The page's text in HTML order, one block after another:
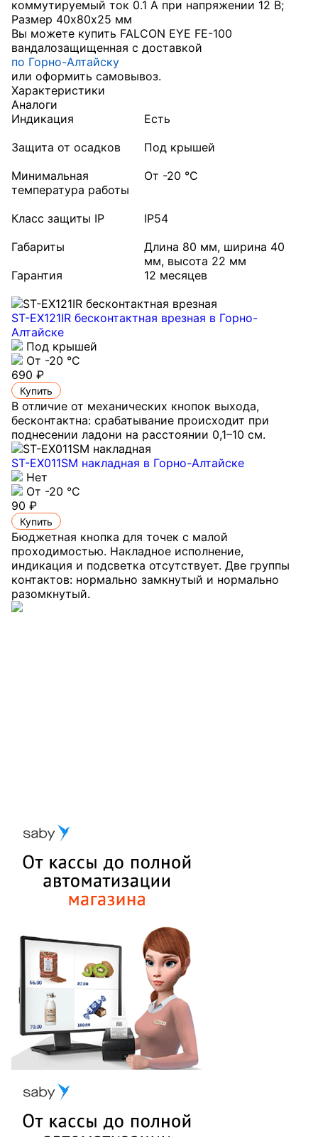
коммутируемый ток 0.1 А при напряжении 12 В;
Размер 40х80х25 мм
Вы можете купить FALCON EYE FE-100
вандалозащищенная с доставкой
по Горно-Алтайску
или оформить самовывоз.
Характеристики
Аналоги
Индикация
Есть
Защита от осадков
Под крышей
Минимальная
температура работы
От -20 °С
Класс защиты IP
IP54
Габариты
Длина 80 мм, ширина 40
мм, высота 22 мм
Гарантия
12 месяцев
ST-EX121IR бесконтактная врезная в Горно-
Алтайске
Под крышей
От -20 °C
690 ₽
Купить
В отличие от механических кнопок выхода,
бесконтактна: срабатывание происходит при
поднесении ладони на расстоянии 0,1–10 см.
ST-EX011SM накладная в Горно-Алтайске
Нет
От -20 °С
90 ₽
Купить
Бюджетная кнопка для точек с малой
проходимостью. Накладное исполнение,
индикация и подсветка отсутствует. Две группы
контактов: нормально замкнутый и нормально
разомкнутый.